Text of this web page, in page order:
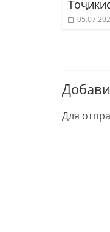
Для